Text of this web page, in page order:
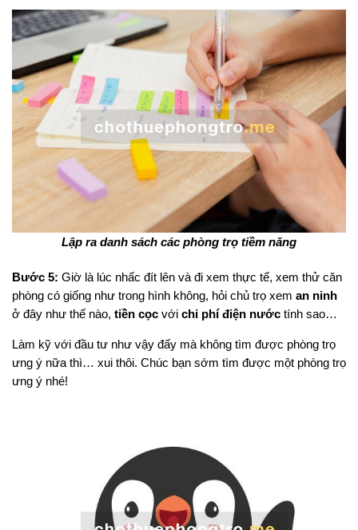
Lập ra danh sách các phòng trọ tiềm năng
Bước 5: Giờ là lúc nhấc đít lên và đi xem thực tế, xem thử căn
phòng có giống như trong hình không, hỏi chủ trọ xem an ninh
ở đây như thế nào, tiền cọc với chi phí điện nước tính sao…
Làm kỹ với đầu tư như vậy đấy mà không tìm được phòng trọ
ưng ý nữa thì… xui thôi. Chúc bạn sớm tìm được một phòng trọ
ưng ý nhé!